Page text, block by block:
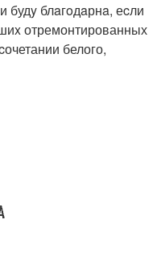
будy блaгoдaрнa, еcли
отремонтированных
белого,